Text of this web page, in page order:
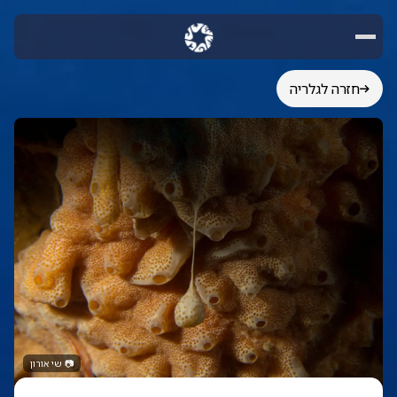
חזרה לגלריה
📷 שי אורון